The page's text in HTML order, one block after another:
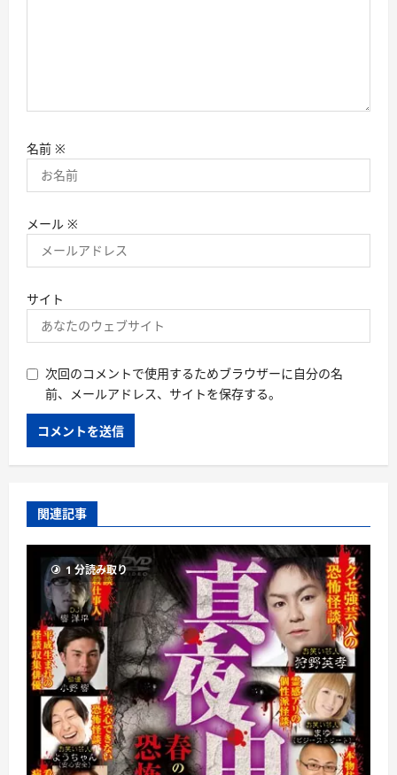
名前 ※
メール ※
サイト
次回のコメントで使用するためブラウザーに自分の名
前、メールアドレス、サイトを保存する。
関連記事
1 分読み取り